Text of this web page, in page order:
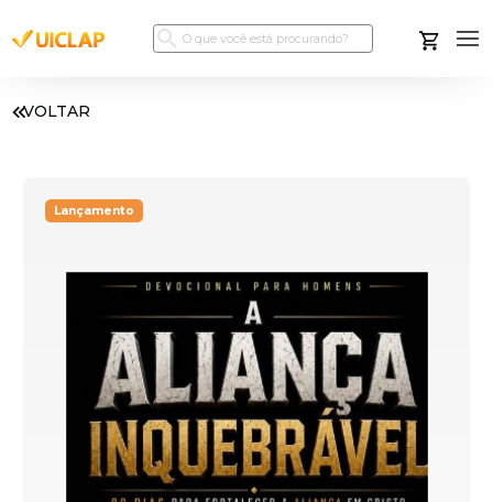
VOLTAR
Lançamento